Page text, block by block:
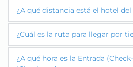
El hotel está ubicado en el
Piedra en las playas de la
Coveñas (Sucre) - Colombia.
nuestra ubicación en 360
¿A qué distancia está el hotel
tierra
Desde el aeropuerto Los Garzones
horas.
Desde el aeropuerto del Golfo de
¿Cuál es la ruta para llegar por
Existen varias rutas según el
consultar las instrucciones
¿A qué hora es la Entrada